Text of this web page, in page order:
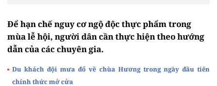
Để hạn chế nguy cơ ngộ độc thực phẩm trong
mùa lễ hội, người dân cần thực hiện theo hướng
dẫn của các chuyên gia.
Du khách đội mưa đổ về chùa Hương trong ngày đầu tiên
chính thức mở cửa